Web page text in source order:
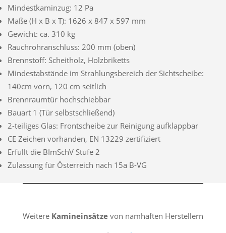
Mindestkaminzug: 12 Pa
Maße (H x B x T): 1626 x 847 x 597 mm
Gewicht: ca. 310 kg
Rauchrohranschluss: 200 mm (oben)
Brennstoff: Scheitholz, Holzbriketts
Mindestabstände im Strahlungsbereich der Sichtscheibe:
140cm vorn, 120 cm seitlich
Brennraumtür hochschiebbar
Bauart 1 (Tür selbstschließend)
2-teiliges Glas: Frontscheibe zur Reinigung aufklappbar
CE Zeichen vorhanden, EN 13229 zertifiziert
Erfüllt die BImSchV Stufe 2
Zulassung für Österreich nach 15a B-VG
Weitere Kamineinsätzevon namhaften Herstellern